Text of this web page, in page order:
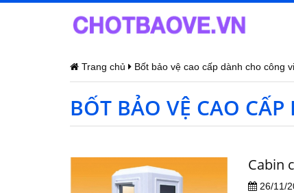
Trang chủ Bốt bảo vệ cao cấp dành cho công
BỐT BẢO VỆ CAO
Cabin
26/11/